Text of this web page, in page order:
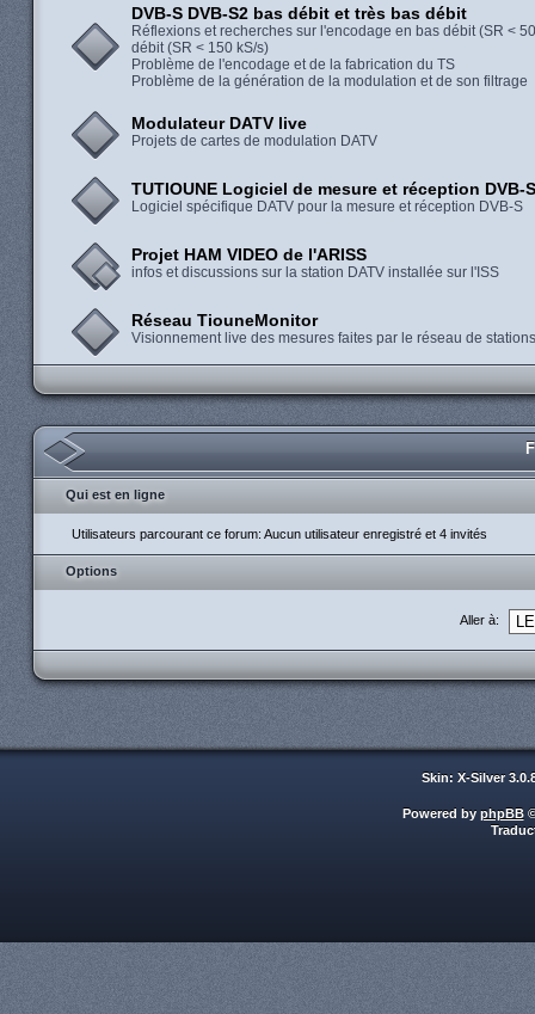
DVB-S DVB-S2 bas débit et très bas débit
Réflexions et recherches sur l'encodage en bas débit (SR <
débit (SR < 150 kS/s)
Problème de l'encodage et de la fabrication du TS
Problème de la génération de la modulation et de son filtrage
Modulateur DATV live
Projets de cartes de modulation DATV
TUTIOUNE Logiciel de mesure et réception DVB-
Logiciel spécifique DATV pour la mesure et réception DVB-S
Projet HAM VIDEO de l'ARISS
infos et discussions sur la station DATV installée sur l'ISS
Réseau TiouneMonitor
Visionnement live des mesures faites par le réseau de
Qui est en ligne
Utilisateurs parcourant ce forum: Aucun utilisateur enregistré et 4 invités
Options
Aller à:
Skin: X-Silver
Powered by phpBB©